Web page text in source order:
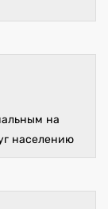
на
населению